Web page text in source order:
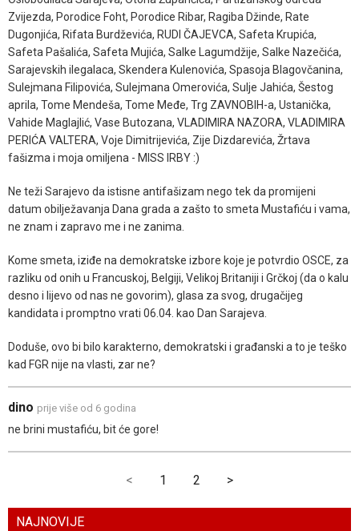
Zvijezda, Porodice Foht, Porodice Ribar, Ragiba Džinde, Rate
Dugonjića, Rifata Burdževića, RUDI ČAJEVCA, Safeta Krupića,
Safeta Pašalića, Safeta Mujića, Salke Lagumdžije, Salke Nazečića,
Sarajevskih ilegalaca, Skendera Kulenovića, Spasoja Blagovčanina,
Sulejmana Filipovića, Sulejmana Omerovića, Sulje Jahića, Šestog
aprila, Tome Mendeša, Tome Međe, Trg ZAVNOBIH-a, Ustanička,
Vahide Maglajlić, Vase Butozana, VLADIMIRA NAZORA, VLADIMIRA
PERIĆA VALTERA, Voje Dimitrijevića, Zije Dizdarevića, Žrtava
fašizma i moja omiljena - MISS IRBY :)
Ne teži Sarajevo da istisne antifašizam nego tek da promijeni
datum obilježavanja Dana grada a zašto to smeta Mustafiću i vama,
ne znam i zapravo me i ne zanima.
Kome smeta, iziđe na demokratske izbore koje je potvrdio OSCE, za
razliku od onih u Francuskoj, Belgiji, Velikoj Britaniji i Grčkoj (da o kalu
desno i lijevo od nas ne govorim), glasa za svog, drugačijeg
kandidata i promptno vrati 06.04. kao Dan Sarajeva.
Doduše, ovo bi bilo karakterno, demokratski i građanski a to je teško
kad FGR nije na vlasti, zar ne?
dino prije više od 6 godina
ne brini mustafiću, bit će gore!
< 1 2 >
NAJNOVIJE